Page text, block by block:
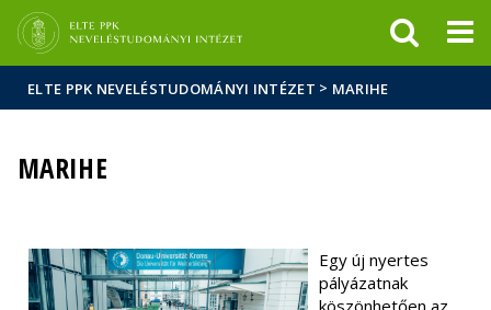
sajtóban
ELTE PPK NEVELÉSTUDOMÁNYI INTÉZET > MARIHE
MARIHE
Egy új nyertes
pályázatnak
köszönhetően az